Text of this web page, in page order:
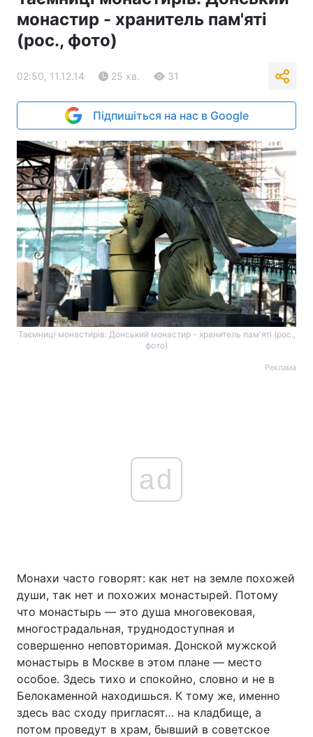
монастир - хранитель пам'яті
(рос., фото)
02:50, 11.12.14 25 хв. 31
Підпишіться на нас в Google
Таємниці монастирів: Донський монастир - хранитель пам'яті (рос.,
фото)
Реклама
ad
Монахи часто говорят: как нет на земле похожей
души, так нет и похожих монастырей. Потому
что монастырь — это душа многовековая,
многострадальная, труднодоступная и
совершенно неповторимая. Донской мужской
монастырь в Москве в этом плане — место
особое. Здесь тихо и спокойно, словно и не в
Белокаменной находишься. К тому же, именно
здесь вас сходу пригласят… на кладбище, а
потом проведут в храм, бывший в советское